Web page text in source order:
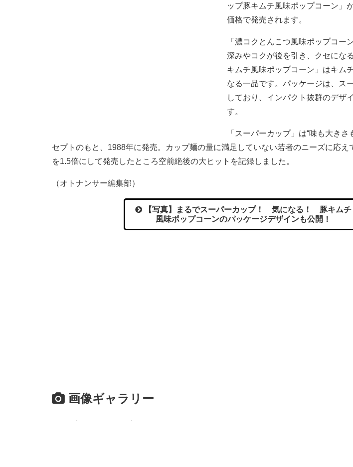
ップ豚キムチ風味ポップコーン」
価格で発売されます。
「濃コクとんこつ風味ポップコー
深みやコクが後を引き、クセにな
キムチ風味ポップコーン」はキム
なる一品です。パッケージは、ス
しており、インパクト抜群のデザ
す。
「スーパーカップ」は“味も大き
セプトのもと、1988年に発売。カップ麺の量に満足していない若者のニーズに応え
を1.5倍にして発売したところ空前絶後の大ヒットを記録しました。
（オトナンサー編集部）
【写真】まるでスーパーカップ！ 気になる！ 豚キムチ
風味ポップコーンのパッケージデザインも公開！
画像ギャラリー